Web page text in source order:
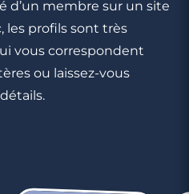
d’un membre sur un site
les profils sont très
vous correspondent
ou laissez-vous